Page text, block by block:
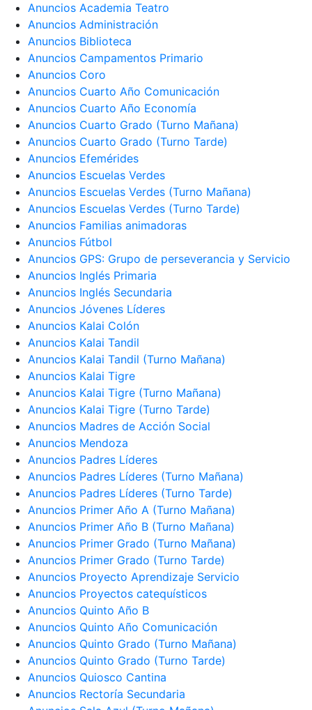
Anuncios Academia Teatro
Anuncios Administración
Anuncios Biblioteca
Anuncios Campamentos Primario
Anuncios Coro
Anuncios Cuarto Año Comunicación
Anuncios Cuarto Año Economía
Anuncios Cuarto Grado (Turno Mañana)
Anuncios Cuarto Grado (Turno Tarde)
Anuncios Efemérides
Anuncios Escuelas Verdes
Anuncios Escuelas Verdes (Turno Mañana)
Anuncios Escuelas Verdes (Turno Tarde)
Anuncios Familias animadoras
Anuncios Fútbol
Anuncios GPS: Grupo de perseverancia y Servicio
Anuncios Inglés Primaria
Anuncios Inglés Secundaria
Anuncios Jóvenes Líderes
Anuncios Kalai Colón
Anuncios Kalai Tandil
Anuncios Kalai Tandil (Turno Mañana)
Anuncios Kalai Tigre
Anuncios Kalai Tigre (Turno Mañana)
Anuncios Kalai Tigre (Turno Tarde)
Anuncios Madres de Acción Social
Anuncios Mendoza
Anuncios Padres Líderes
Anuncios Padres Líderes (Turno Mañana)
Anuncios Padres Líderes (Turno Tarde)
Anuncios Primer Año A (Turno Mañana)
Anuncios Primer Año B (Turno Mañana)
Anuncios Primer Grado (Turno Mañana)
Anuncios Primer Grado (Turno Tarde)
Anuncios Proyecto Aprendizaje Servicio
Anuncios Proyectos catequísticos
Anuncios Quinto Año B
Anuncios Quinto Año Comunicación
Anuncios Quinto Grado (Turno Mañana)
Anuncios Quinto Grado (Turno Tarde)
Anuncios Quiosco Cantina
Anuncios Rectoría Secundaria